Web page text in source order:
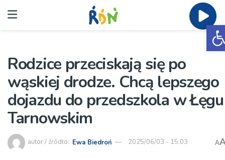
Rodzice przeciskają się po
wąskiej drodze. Chcą lepszego
dojazdu do przedszkola w Łęgu
Tarnowskim
autor / źródło: Ewa Biedroń 2025/06/03 - 15:03 A